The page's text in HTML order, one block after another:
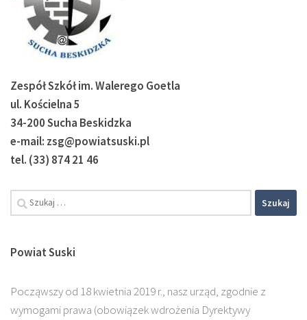
Zespół Szkół im. Walerego Goetla
ul. Kościelna 5
34-200 Sucha Beskidzka
e-mail: zsg@powiatsuski.pl
tel. (33) 874 21 46
Powiat Suski
Począwszy od 18 kwietnia 2019 r., nasz urząd, zgodnie z
wymogami prawa (obowiązek wdrożenia Dyrektywy